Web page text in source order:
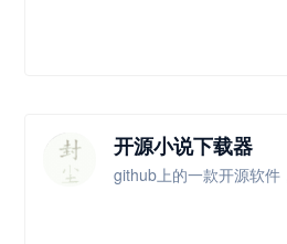
开源小说下载器
github上的一款开源软件